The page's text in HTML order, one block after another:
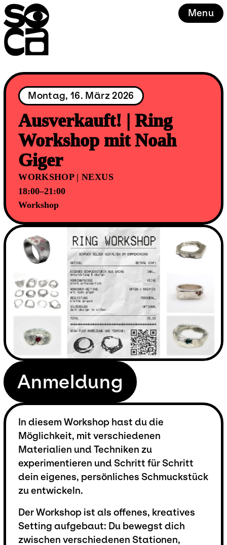
Skip
to
content
Menu
Montag, 16. März 2026
Ausverkauft! | Ring
Workshop mit Noah
Giger
WORKSHOP | NEXUS
18:00–21:00
Workshop
Anmeldung
In diesem Workshop hast du die
Möglichkeit, mit verschiedenen
Materialien und Techniken zu
experimentieren und Schritt für Schritt
dein eigenes, persönliches Schmuckstück
zu entwickeln.
Der Workshop ist als offenes, kreatives
Setting aufgebaut: Du bewegst dich
zwischen verschiedenen Stationen,